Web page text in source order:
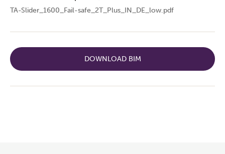
TA-Slider_1600_Fail-safe_2T_Plus_IN_DE_low.pdf
DOWNLOAD BIM